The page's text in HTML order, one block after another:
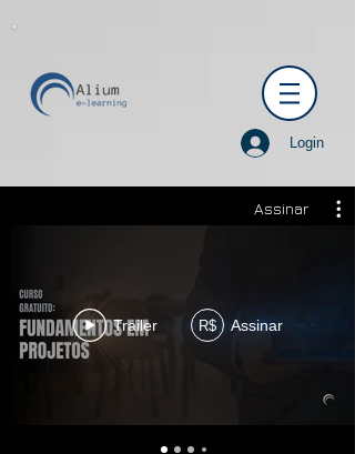
Login
Assinar
Trailer R$ Assinar